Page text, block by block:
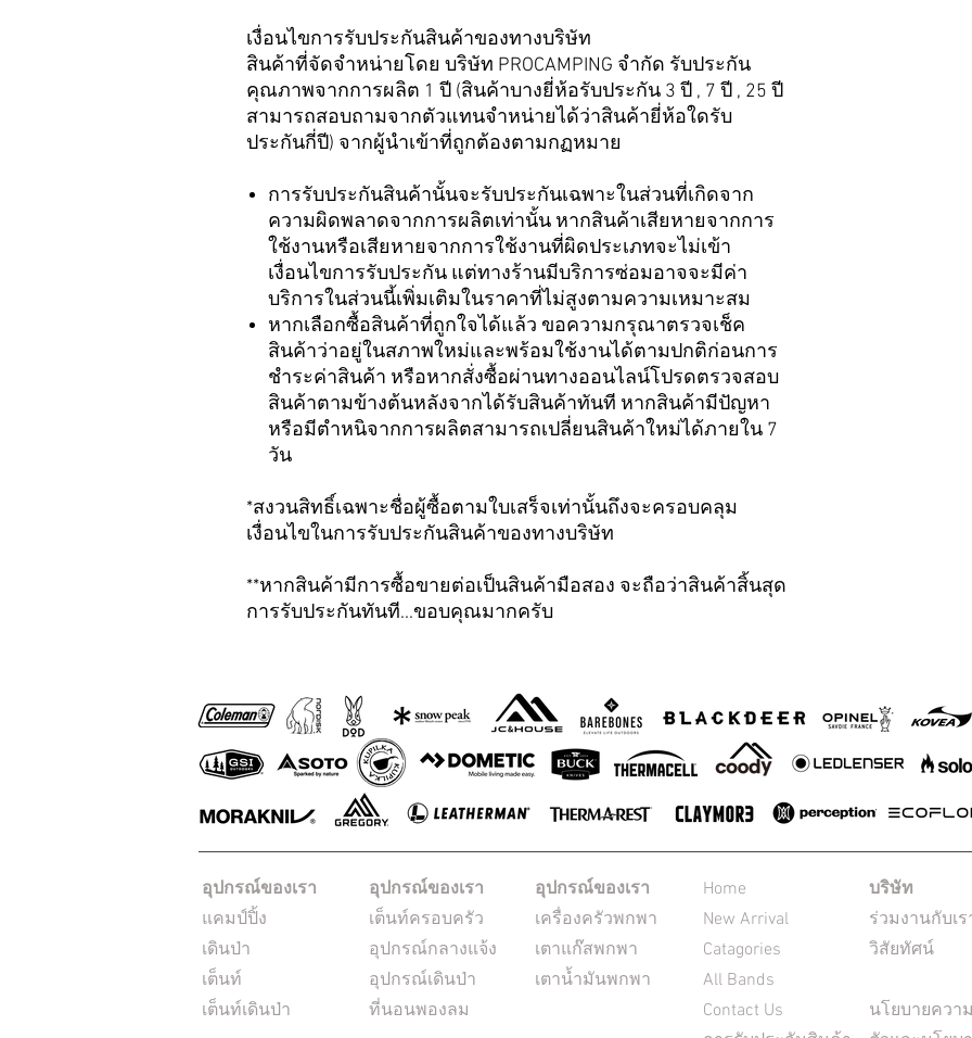
เงื่อนไขการรับประกันสินค้าของทางบริษัท
สินค้าที่จัดจำหน่ายโดย บริษัท PROCAMPING จำกัด รับประกัน
คุณภาพจากการผลิต 1 ปี (สินค้าบางยี่ห้อรับประกัน 3 ปี , 7 ปี , 25 ปี
สามารถสอบถามจากตัวแทนจำหน่ายได้ว่าสินค้ายี่ห้อใดรับ
ประกันกี่ปี) จากผู้นำเข้าที่ถูกต้องตามกฏหมาย
การรับประกันสินค้านั้นจะรับประกันเฉพาะในส่วนที่เกิดจาก
ความผิดพลาดจากการผลิตเท่านั้น หากสินค้าเสียหายจากการ
ใช้งานหรือเสียหายจากการใช้งานที่ผิดประเภทจะไม่เข้า
เงื่อนไขการรับประกัน แต่ทางร้านมีบริการซ่อมอาจจะมีค่า
บริการในส่วนนี้เพิ่มเติมในราคาที่ไม่สูงตามความเหมาะสม
หากเลือกซื้อสินค้าที่ถูกใจได้แล้ว ขอความกรุณาตรวจเช็ค
สินค้าว่าอยู่ในสภาพใหม่และพร้อมใช้งานได้ตามปกติก่อนการ
ชำระค่าสินค้า หรือหากสั่งซื้อผ่านทางออนไลน์โปรดตรวจสอบ
สินค้าตามข้างต้นหลังจากได้รับสินค้าทันที หากสินค้ามีปัญหา
หรือมีตำหนิจากการผลิตสามารถเปลี่ยนสินค้าใหม่ได้ภายใน 7
วัน
*สงวนสิทธิ์เฉพาะชื่อผู้ซื้อตามใบเสร็จเท่านั้นถึงจะครอบคลุม
เงื่อนไขในการรับประกันสินค้าของทางบริษัท
**หากสินค้ามีการซื้อขายต่อเป็นสินค้ามือสอง จะถือว่าสินค้าสิ้นสุด
การรับประกันทันที...ขอบคุณมากครับ
อุปกรณ์ของเรา
แคมป์ปิ้ง
เดินป่า
เต็นท์
เต็นท์เดินป่า
อุปกรณ์ของเรา
เต็นท์ครอบครัว
อุปกรณ์กลางแจ้ง
อุปกรณ์เดินป่า
ที่นอนพองลม
อุปกรณ์ของเรา
เครื่องครัวพกพา
เตาแก๊สพกพา
เตาน้ำมันพกพา
Home
New Arrival
Catagories
All Bands
Contact Us
บริษัท
ร่วมงานกับเร
วิสัยทัศน์
นโยบายควา